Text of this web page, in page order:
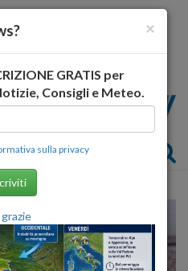
×
GRATIS per
Consigli e Meteo.
sulla privacy